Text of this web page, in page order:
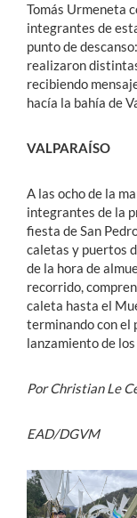
Tomás Urmeneta
integrantes de
punto de
realizaron
recibiendo
hacía la bahía de
VALPARAÍSO
A las ocho de la
integrantes de la
fiesta de San
caletas y puertos
de la hora de
recorrido,
caleta hasta el
terminando con el
lanzamiento de
Por Christian Le
EAD/DGVM